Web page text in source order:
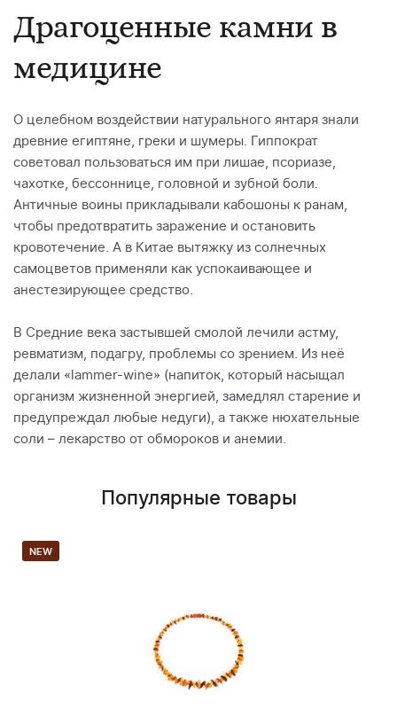
Драгоценные камни в
медицине
О целебном воздействии натурального янтаря знали
древние египтяне, греки и шумеры. Гиппократ
советовал пользоваться им при лишае, псориазе,
чахотке, бессоннице, головной и зубной боли.
Античные воины прикладывали кабошоны к ранам,
чтобы предотвратить заражение и остановить
кровотечение. А в Китае вытяжку из солнечных
самоцветов применяли как успокаивающее и
анестезирующее средство.
В Средние века застывшей смолой лечили астму,
ревматизм, подагру, проблемы со зрением. Из неё
делали «lammer-wine» (напиток, который насыщал
организм жизненной энергией, замедлял старение и
предупреждал любые недуги), а также нюхательные
соли – лекарство от обмороков и анемии.
Популярные товары
NEW